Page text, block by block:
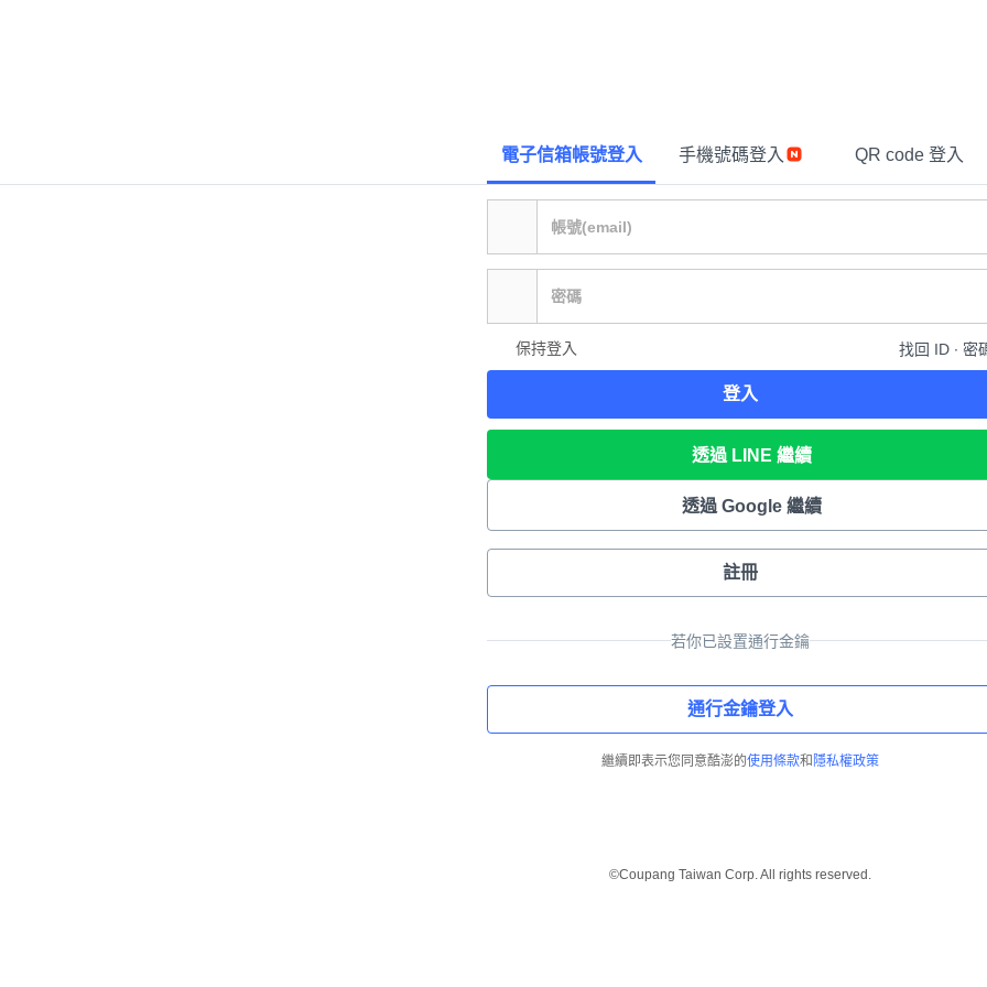
電子信箱帳號登入 手機號碼登入 QR code 登入
保持登入 找回 ID ∙ 密
登入
透過 LINE 繼續
透過 Google 繼續
註冊
若你已設置通行金鑰
通行金鑰登入
繼續即表示您同意酷澎的使用條款和 隱私權政策
©Coupang Taiwan Corp. All rights reserved.